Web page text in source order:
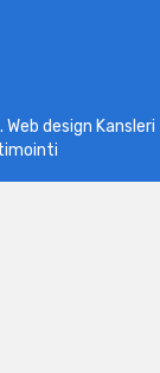
design Kansleri